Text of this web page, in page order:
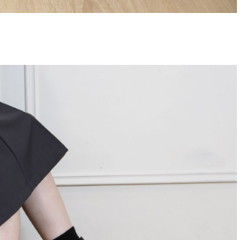
付」時，將依據個別帳號之用戶狀況，依本公司即
有權停止該用戶之使用額度並採取法律行動。